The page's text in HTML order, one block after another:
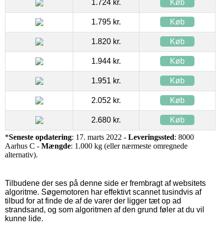
1.724 kr. Køb
1.795 kr. Køb
1.820 kr. Køb
1.944 kr. Køb
1.951 kr. Køb
2.052 kr. Køb
2.680 kr. Køb
*Seneste opdatering: 17. marts 2022 - Leveringssted: 8000
Aarhus C - Mængde: 1.000 kg (eller nærmeste omregnede
alternativ).
Tilbudene der ses på denne side er frembragt af websitets
algoritme. Søgemotoren har effektivt scannet tusindvis af
tilbud for at finde de af de varer der ligger tæt op ad
strandsand, og som algoritmen af den grund føler at du vil
kunne lide.